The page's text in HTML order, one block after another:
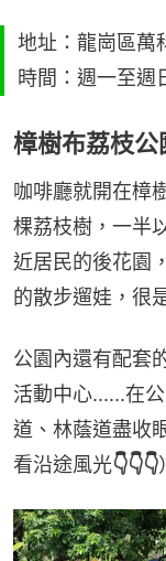
地址：龍崗區萬
時間：週一至
樟樹布荔枝公
咖啡廳就開在樟
棵荔枝樹，一半
近居民的後花園
的散步遛娃，很
公園內還有配套
活動中心......在
道、林蔭道盡收
看沿途風光👇👇👇）